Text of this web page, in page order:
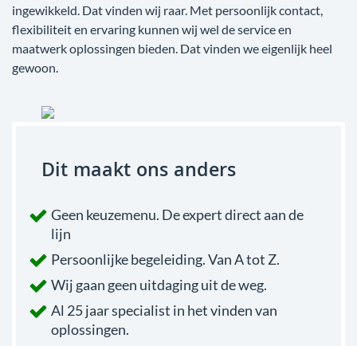
ingewikkeld. Dat vinden wij raar. Met persoonlijk contact,
flexibiliteit en ervaring kunnen wij wel de service en
maatwerk oplossingen bieden. Dat vinden we eigenlijk heel
gewoon.
Dit maakt ons anders
Geen keuzemenu. De expert direct aan de
lijn
Persoonlijke begeleiding. Van A tot Z.
Wij gaan geen uitdaging uit de weg.
Al 25 jaar specialist in het vinden van
oplossingen.